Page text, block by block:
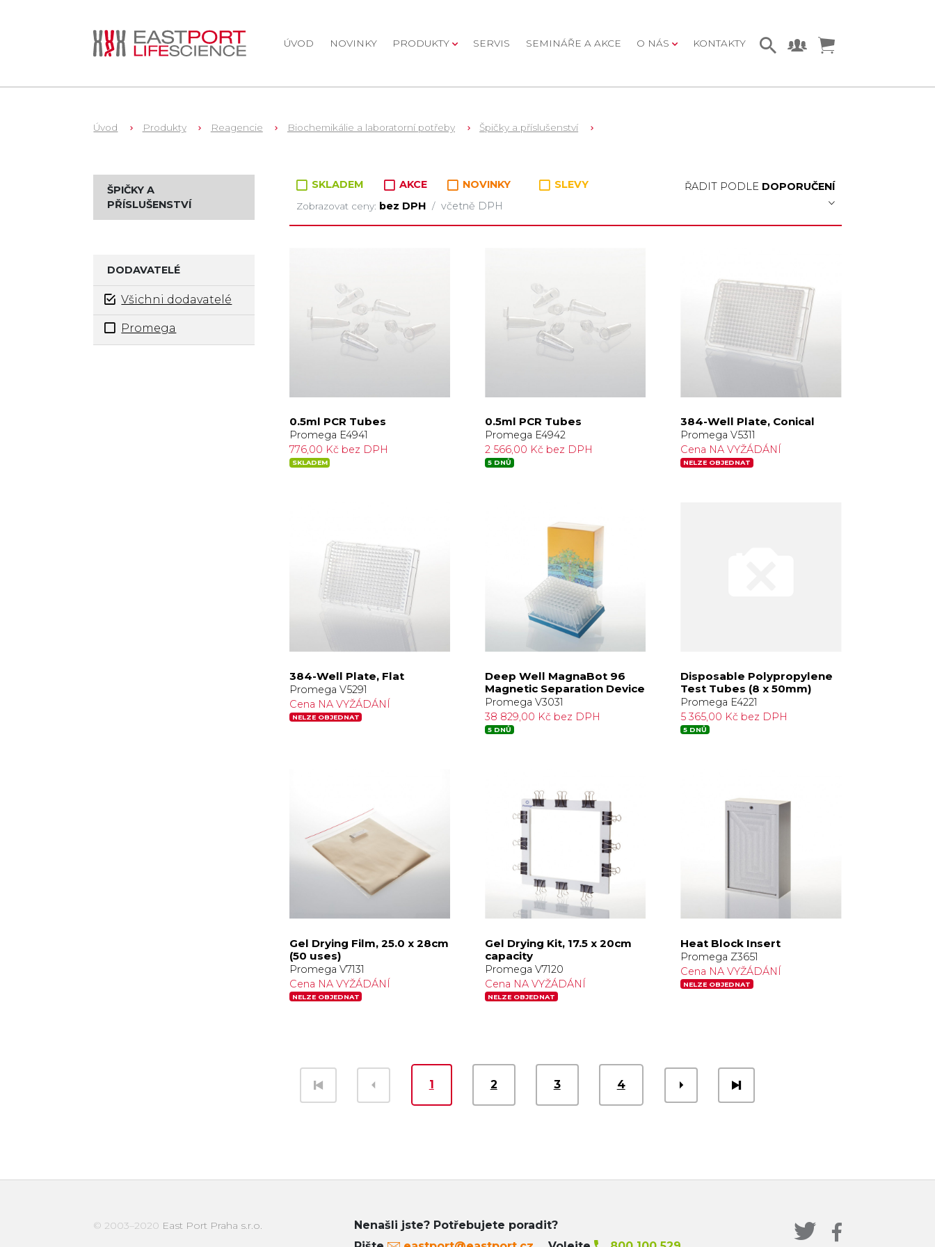
ÚVOD NOVINKY PRODUKTY SERVIS SEMINÁŘE A AKCE O NÁS KONTAKTY
Úvod Produkty Reagencie Biochemikálie a laboratorní potřeby Špičky a příslušenství
ŠPIČKY A
PŘÍSLUŠENSTVÍ
DODAVATELÉ
Všichni dodavatelé
Promega
Zboží v kategorii
SKLADEM AKCE NOVINKY SLEVY
Zobrazovat ceny: bez DPH / včetně DPH
ŘADIT PODLE DOPORUČENÍ
0.5ml PCR Tubes
Promega E4941
776,00 Kč bez DPH
SKLADEM
0.5ml PCR Tubes
Promega E4942
2 566,00 Kč bez DPH
5 DNŮ
384-Well Plate, Conical
Promega V5311
Cena NA VYŽÁDÁNÍ
NELZE OBJEDNAT
384-Well Plate, Flat
Promega V5291
Cena NA VYŽÁDÁNÍ
NELZE OBJEDNAT
Deep Well MagnaBot 96
Magnetic Separation Device
Promega V3031
38 829,00 Kč bez DPH
5 DNŮ
Disposable Polypropylene
Test Tubes (8 x 50mm)
Promega E4221
5 365,00 Kč bez DPH
5 DNŮ
Gel Drying Film, 25.0 x 28cm
(50 uses)
Promega V7131
Cena NA VYŽÁDÁNÍ
NELZE OBJEDNAT
Gel Drying Kit, 17.5 x 20cm
capacity
Promega V7120
Cena NA VYŽÁDÁNÍ
NELZE OBJEDNAT
Heat Block Insert
Promega Z3651
Cena NA VYŽÁDÁNÍ
NELZE OBJEDNAT
1 2 3 4
© 2003–2020 East Port Praha s.r.o.
Nenašli jste? Potřebujete poradit?